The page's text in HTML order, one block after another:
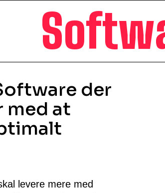
der
med at
levere mere med